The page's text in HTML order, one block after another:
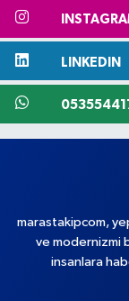
LINKEDIN
marastakipcom,
ve modernizmi
insanlara